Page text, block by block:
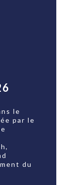
le
par le
du